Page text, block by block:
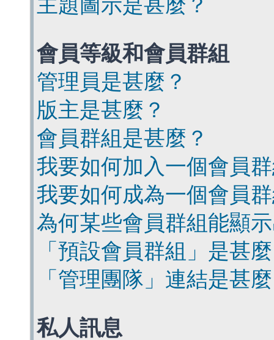
主題圖示是甚麼？
會員等級和會員群組
管理員是甚麼？
版主是甚麼？
會員群組是甚麼？
我要如何加入一個會員
我要如何成為一個會員
為何某些會員群組能顯
「預設會員群組」是甚
「管理團隊」連結是甚
私人訊息